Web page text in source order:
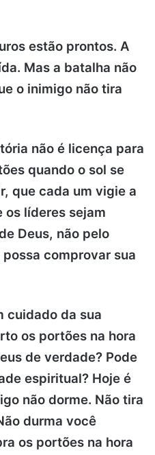
estão prontos. A
Mas a batalha não
o inimigo não tira
não é licença para
quando o sol se
que cada um vigie a
os líderes sejam
Deus, não pelo
comprovar sua
cuidado da sua
os portões na hora
de verdade? Pode
espiritual? Hoje é
não dorme. Não tira
durma você
os portões na hora